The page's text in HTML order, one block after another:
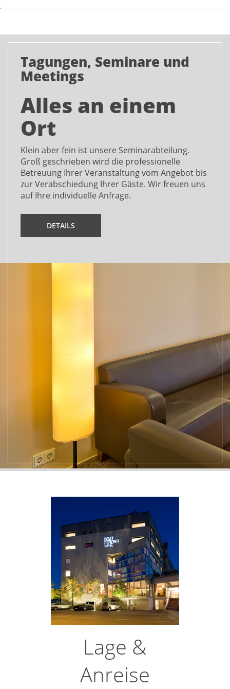
Tagungen, Seminare und
Meetings
Alles an einem
Ort
Klein aber fein ist unsere Seminarabteilung.
Groß geschrieben wird die professionelle
Betreuung Ihrer Veranstaltung vom Angebot bis
zur Verabschiedung Ihrer Gäste. Wir freuen uns
auf Ihre individuelle Anfrage.
DETAILS
Lage &
Anreise